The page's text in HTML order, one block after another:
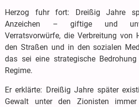
Herzog fuhr fort: Dreißig Jahre
Anzeichen – giftige und
Verratsvorwürfe, die Verbreitung von
den Straßen und in den sozialen
das sei eine strategische
Regime.
Er erklärte: Dreißig Jahre später
Gewalt unter den Zionisten